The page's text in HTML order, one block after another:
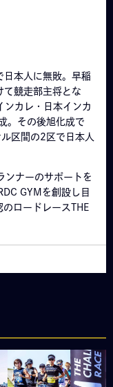
本人に無敗。早稲
て競走部主将とな
ンカレ・日本インカ
。その後旭化成で
区間の2区で日本人
ンナーのサポートを
GYMを創設し目
ロードレースTHE